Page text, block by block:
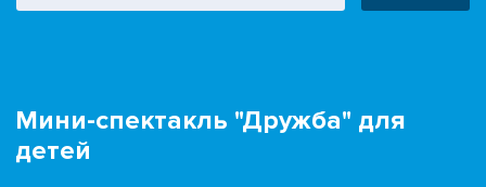
Мини-спектакль "Дружба" для
детей